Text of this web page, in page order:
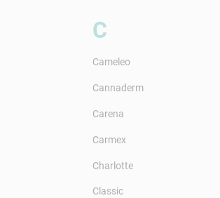
C
Cameleo
Cannaderm
Carena
Carmex
Charlotte
Classic